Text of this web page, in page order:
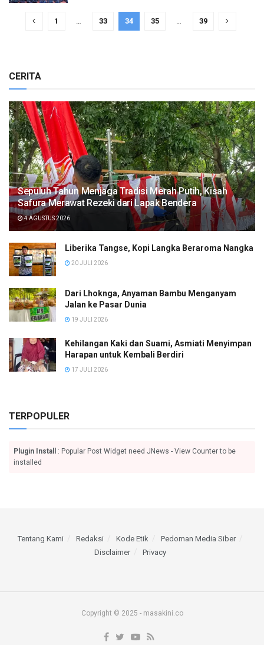
1 … 33 34 35 … 39
CERITA
Sepuluh Tahun Menjaga Tradisi Merah Putih, Kisah
Safura Merawat Rezeki dari Lapak Bendera
4 AGUSTUS 2026
Liberika Tangse, Kopi Langka Beraroma Nangka
20 JULI 2026
Dari Lhoknga, Anyaman Bambu Menganyam
Jalan ke Pasar Dunia
19 JULI 2026
Kehilangan Kaki dan Suami, Asmiati Menyimpan
Harapan untuk Kembali Berdiri
17 JULI 2026
TERPOPULER
Plugin Install
: Popular Post Widget need JNews - View Counter to be
installed
Tentang Kami Redaksi Kode Etik
Pedoman Media Siber
Disclaimer
Privacy
Copyright © 2025 - masakini.co